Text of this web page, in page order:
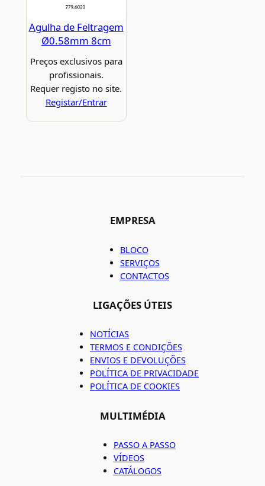
Agulha de Feltragem
Ø0.58mm 8cm
Preços exclusivos para
profissionais.
Requer registo no site.
Registar/Entrar
EMPRESA
BLOCO
SERVIÇOS
CONTACTOS
LIGAÇÕES ÚTEIS
NOTÍCIAS
TERMOS E CONDIÇÕES
ENVIOS E DEVOLUÇÕES
POLÍTICA DE PRIVACIDADE
POLÍTICA DE COOKIES
MULTIMÉDIA
PASSO A PASSO
VÍDEOS
CATÁLOGOS